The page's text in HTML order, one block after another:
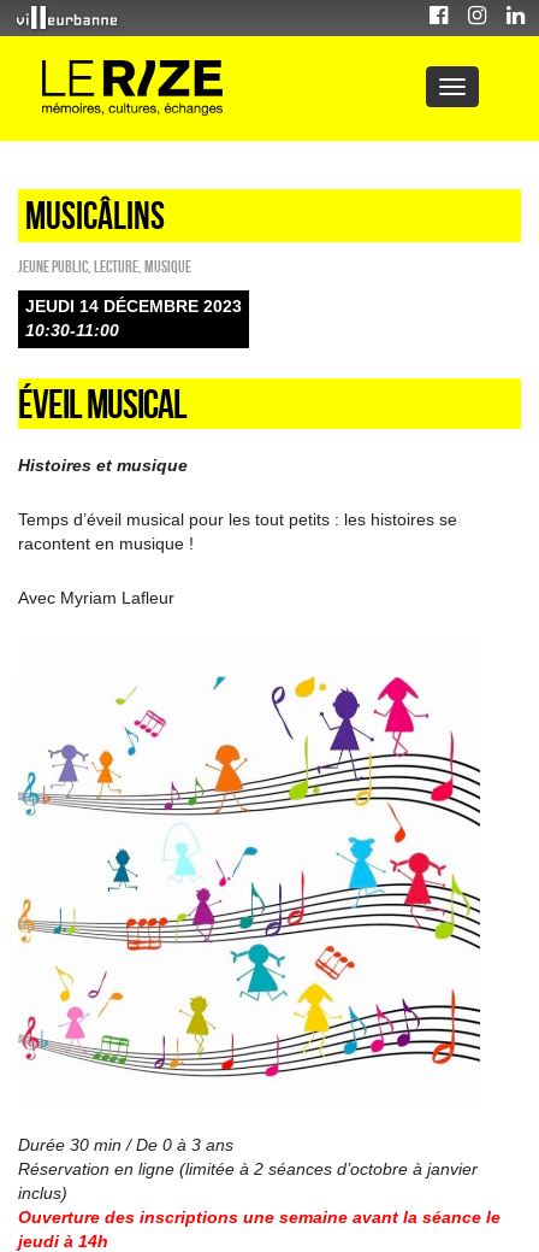
Musicâlins
Jeune public Lecture Musique
JEUDI 14 DÉCEMBRE 2023
10:30-11:00
ÉVEIL MUSICAL
Histoires et musique
Temps d’éveil musical pour les tout petits : les histoires se
racontent en musique !
Avec Myriam Lafleur
Durée 30 min / De 0 à 3 ans
Réservation en ligne (limitée à 2 séances d’octobre à janvier
inclus)
Ouverture des inscriptions une semaine avant la séance le
jeudi à 14h